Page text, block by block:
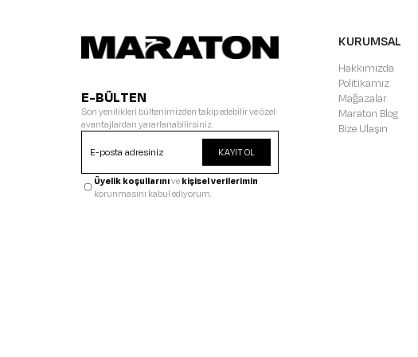
E-BÜLTEN
Son yenilikleri bültenimizden takip edebilir ve özel
avantajlardan yararlanabilirsiniz.
KAYIT OL
Üyelik koşullarınıvekişisel verilerimin
korunmasını kabul ediyorum.
KURUMSAL
Hakkımızda
Politikamız
Mağazalar
Maraton Blog
Bize Ulaşın